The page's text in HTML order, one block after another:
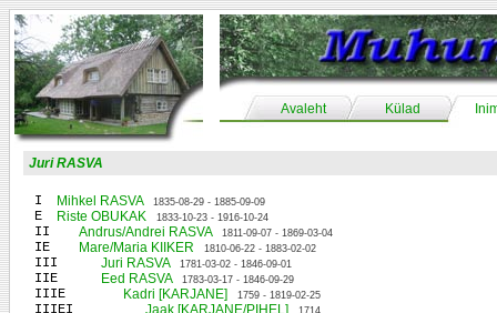
Avaleht Külad
Juri RASVA
I Mihkel RASVA 1835-08-29 - 1885-09-09
E Riste OBUKAK 1833-10-23 - 1916-10-24
II Andrus/Andrei RASVA 1811-09-07 - 1869-03-04
IE Mare/Maria KIIKER 1810-06-22 - 1883-02-02
III Juri RASVA 1781-03-02 - 1846-09-01
IIE Eed RASVA 1783-03-17 - 1846-09-29
IIIE Kadri [KARJANE] 1759 - 1819-02-25
IIIEI Jaak [KARJANE/PIHEL] 1714